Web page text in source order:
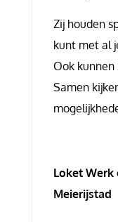
Zij houden
kunt met al
Ook
Samen
Loket
Meierijstad